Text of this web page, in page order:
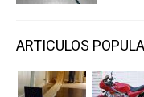
ARTICULOS